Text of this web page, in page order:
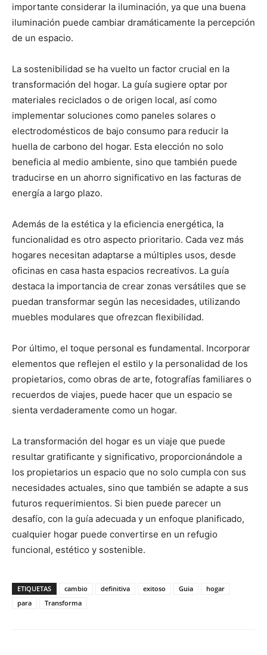
importante considerar la iluminación, ya que una buena
iluminación puede cambiar dramáticamente la percepción
de un espacio.
La sostenibilidad se ha vuelto un factor crucial en la
transformación del hogar. La guía sugiere optar por
materiales reciclados o de origen local, así como
implementar soluciones como paneles solares o
electrodomésticos de bajo consumo para reducir la
huella de carbono del hogar. Esta elección no solo
beneficia al medio ambiente, sino que también puede
traducirse en un ahorro significativo en las facturas de
energía a largo plazo.
Además de la estética y la eficiencia energética, la
funcionalidad es otro aspecto prioritario. Cada vez más
hogares necesitan adaptarse a múltiples usos, desde
oficinas en casa hasta espacios recreativos. La guía
destaca la importancia de crear zonas versátiles que se
puedan transformar según las necesidades, utilizando
muebles modulares que ofrezcan flexibilidad.
Por último, el toque personal es fundamental. Incorporar
elementos que reflejen el estilo y la personalidad de los
propietarios, como obras de arte, fotografías familiares o
recuerdos de viajes, puede hacer que un espacio se
sienta verdaderamente como un hogar.
La transformación del hogar es un viaje que puede
resultar gratificante y significativo, proporcionándole a
los propietarios un espacio que no solo cumpla con sus
necesidades actuales, sino que también se adapte a sus
futuros requerimientos. Si bien puede parecer un
desafío, con la guía adecuada y un enfoque planificado,
cualquier hogar puede convertirse en un refugio
funcional, estético y sostenible.
ETIQUETAS cambio definitiva exitoso Guia
hogar
para
Transforma